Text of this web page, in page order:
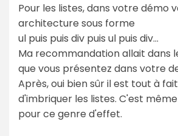
Pour les listes, dans votre démo
architecture sous forme
ul puis puis div puis ul puis div...
Ma recommandation allait dans
que vous présentez dans votre
Après, oui bien sûr il est tout à
d'imbriquer les listes. C'est
pour ce genre d'effet.